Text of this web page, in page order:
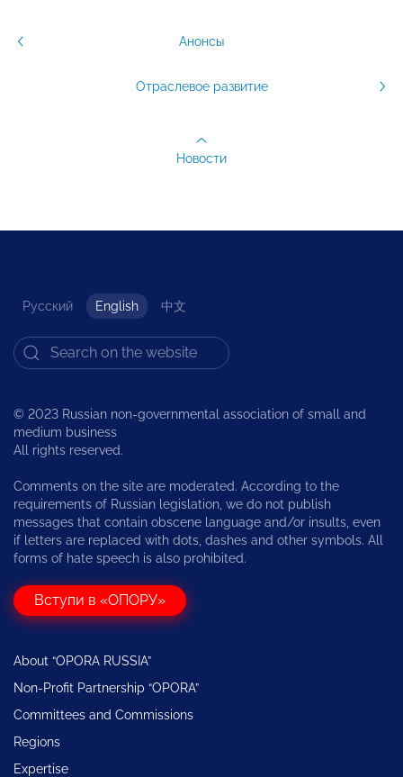
Анонсы
Отраслевое развитие
Новости
Русский English 中文
© 2023 Russian non-governmental association of small and
medium business
All rights reserved.
Comments on the site are moderated. According to the
requirements of Russian legislation, we do not publish
messages that contain obscene language and/or insults, even
if letters are replaced with dots, dashes and other symbols. All
forms of hate speech is also prohibited.
Вступи в «ОПОРУ»
About “OPORA RUSSIA”
Non-Profit Partnership “OPORA”
Committees and Commissions
Regions
Expertise